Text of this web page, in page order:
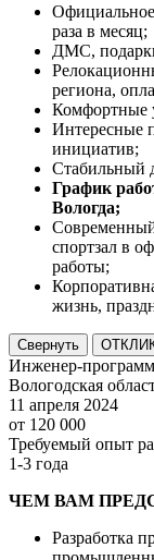
раза в месяц;
ДМС,
региона,
Комфортные
Интересные
инициатив;
Стабильный
График
Вологда;
Современный
спортзал в
работы;
жизнь,
Свернуть
Инженер-
Вологодская
11 апреля 2024
от 120 000
Требуемый опыт
1-3 года
ЧЕМ ВАМ
Разработка